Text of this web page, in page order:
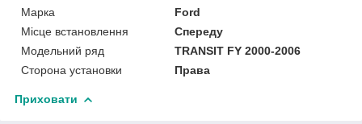
Марка
Ford
Місце встановлення
Спереду
Модельний ряд
TRANSIT FY 2000-2006
Сторона установки
Права
Приховати